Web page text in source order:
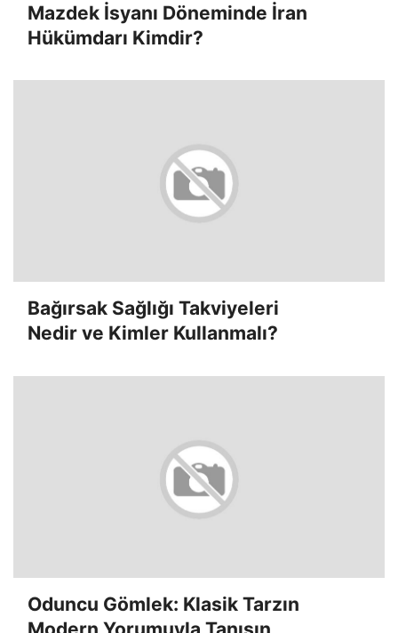
Mazdek İsyanı Döneminde İran
Hükümdarı Kimdir?
Bağırsak Sağlığı Takviyeleri
Nedir ve Kimler Kullanmalı?
Oduncu Gömlek: Klasik Tarzın